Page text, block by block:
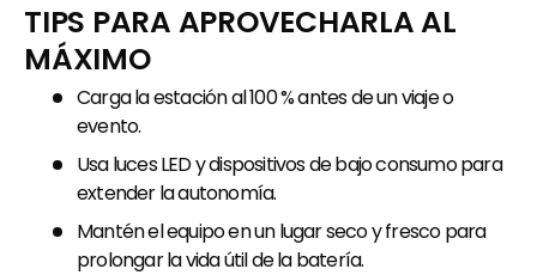
TIPS PARA APROVECHARLA AL
MÁXIMO
Carga la estación al 100 % antes de un viaje o
evento.
Usa luces LED y dispositivos de bajo consumo para
extender la autonomía.
Mantén el equipo en un lugar seco y fresco para
prolongar la vida útil de la batería.